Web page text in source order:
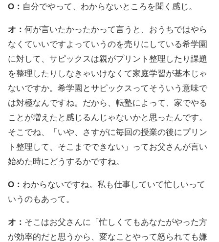
O： 自分でやって、わからないところを聞く感じ。
オ： 何が言いたかったかって言うと、おうちではやら
なくていいですよっていうのを売りにしている希学園
に対して、サピックスは親がプリント整理したり課題
を整理したりしなきゃいけなくて家庭学習が基本じゃ
ないですか。希学園とサピックスってそういう意味で
は対極なんですね。だから、転塾によって、家でやる
ことが増えたと感じるんじゃないかと思ったんです。
そこでね、「いや、さすがに毎回の授業の後にプリン
ト整理して、そこまでできない」ってお父さんが言い
始めた時にどうするかですね。
O： わからないですね。私も仕事していて忙しいって
いうのもあって。
オ： そこはお父さんに「忙しくてもあなたがやった方
が効率的だと思うから、変なことやって怒られても嫌